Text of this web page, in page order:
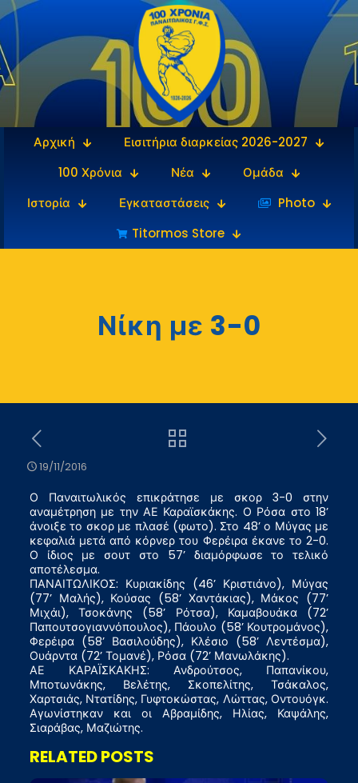
Αρχική
Εισιτήρια διαρκείας 2026-2027
100 Χρόνια
Νέα
Ομάδα
Ιστορία
Εγκαταστάσεις
‎‏‏‎ ‎Photo
Titormos Store
Νίκη με 3-0
19/11/2016
Ο Παναιτωλικός επικράτησε με σκορ 3-0 στην
αναμέτρηση με την ΑΕ Καραϊσκάκης. Ο Ρόσα στο 18’
άνοιξε το σκορ με πλασέ (φωτο). Στο 48’ ο Μύγας με
κεφαλιά μετά από κόρνερ του Φερέιρα έκανε το 2-0.
Ο ίδιος με σουτ στο 57’ διαμόρφωσε το τελικό
αποτέλεσμα.
ΠΑΝΑΙΤΩΛΙΚΟΣ: Κυριακίδης (46’ Κριστιάνο), Μύγας
(77’ Μαλής), Κούσας (58’ Χαντάκιας), Μάκος (77’
Μιχάι), Τσοκάνης (58’ Ρότσα), Καμαβουάκα (72’
Παπουτσογιαννόπουλος), Πάουλο (58’ Κουτρομάνος),
Φερέιρα (58’ Βασιλούδης), Κλέσιο (58’ Λεντέσμα),
Ουάρντα (72’ Τομανέ), Ρόσα (72’ Μανωλάκης).
ΑΕ ΚΑΡΑΪΣΚΑΚΗΣ: Ανδρούτσος, Παπανίκου,
Μποτωνάκης, Βελέτης, Σκοπελίτης, Τσάκαλος,
Χαρτσιάς, Ντατίδης, Γυφτοκώστας, Λώττας, Οντουόγκ.
Αγωνίστηκαν και οι Αβραμίδης, Ηλίας, Καψάλης,
Σιαράβας, Μαζιώτης.
RELATED POSTS